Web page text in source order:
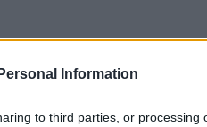
Information
to third parties, or processing